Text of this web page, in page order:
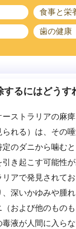
食事と栄
歯の健康
るにはどうす
ーストラリアの麻
られる）は、その
定のダニから噛む
引き起こす可能性
リアで発見されて
、深いかゆみや腫
（および他のもの
毒液が人間に入ら